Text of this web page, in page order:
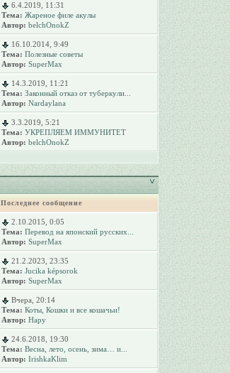
6.4.2019, 11:31
Тема: Жареное филе акулы
Автор: belchOnokZ
16.10.2014, 9:49
Тема: Полезные советы
Автор: SuperMax
14.3.2019, 11:21
Тема: Законный отказ от туберкули...
Автор: Nardaylana
3.3.2019, 5:21
Тема: УКРЕПЛЯЕМ ИММУНИТЕТ
Автор: belchOnokZ
Последнее сообщение
2.10.2015, 0:05
Тема: Перевод на японский русских...
Автор: SuperMax
21.2.2023, 23:35
Тема: Jucika képsorok
Автор: SuperMax
Вчера, 20:14
Тема: Коты, Кошки и все кошачьи!
Автор: Нару
24.6.2018, 19:30
Тема: Весна, лето, осень, зима… и...
Автор: IrishkaKlim